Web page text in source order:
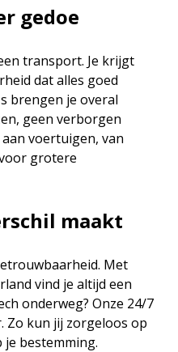
gedoe
transport. Je krijgt
dat alles goed
brengen je overal
geen verborgen
voertuigen, van
grotere
maakt
Met
vind je altijd een
onderweg? Onze 24/7
Zo kun jij zorgeloos op
je bestemming.